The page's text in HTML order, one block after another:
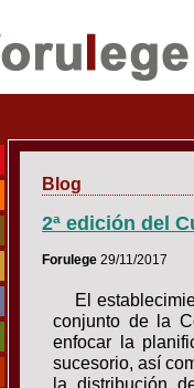
Blog
2ª edición del
Forulege 29/11/2017
El
conjunto de la
enfocar la
sucesorio, así
la distribución